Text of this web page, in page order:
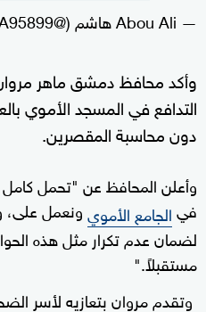
— Abou Ali هاشم (@AliA95899)
وأكد محافظ دمشق ماهر
التدافع في المسجد الأموي
دون محاسبة المقصرين.
وأعلن المحافظ عن "تحمل
فيالجامع الأمويونعمل على،
لضمان عدم تكرار مثل هذه
مستقبلاً."
وتقدم مروان بتعازيه لأسر